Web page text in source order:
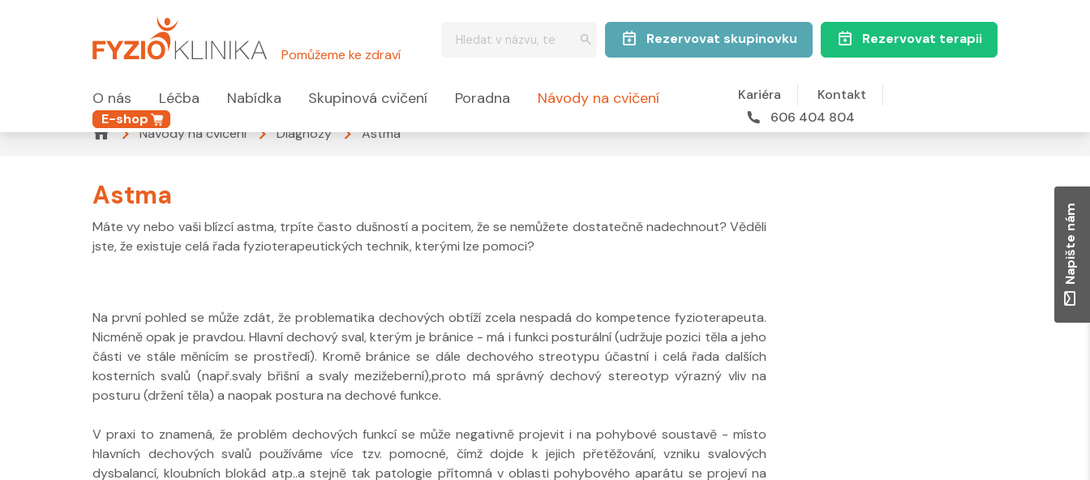
Pomůžeme ke zdraví
Rezervovat skupinovku Rezervovat terapii
O nás Léčba Nabídka Skupinová cvičení Poradna Návody na cvičení
E-shop
Kariéra
Kontakt
606 404 804
Návody na cvičení
Diagnózy Astma
Astma
Máte vy nebo vaši blízcí astma, trpíte často dušností a pocitem, že se nemůžete dostatečně nadechnout? Věděli
jste, že existuje celá řada fyzioterapeutických technik, kterými lze pomoci?
Na první pohled se může zdát, že problematika dechových obtíží zcela nespadá do kompetence fyzioterapeuta.
Nicméně opak je pravdou. Hlavní dechový sval, kterým je bránice - má i funkci posturální (udržuje pozici těla a jeho
části ve stále měnícím se prostředí). Kromě bránice se dále dechového streotypu účastní i celá řada dalších
kosterních svalů (např.svaly břišní a svaly mezižeberní),proto má správný dechový stereotyp výrazný vliv na
posturu (držení těla) a naopak postura na dechové funkce.
V praxi to znamená, že problém dechových funkcí se může negativně projevit i na pohybové soustavě - místo
hlavních dechových svalů používáme více tzv. pomocné, čímž dojde k jejich přetěžování, vzniku svalových
dysbalancí, kloubních blokád atp..a stejně tak patologie přítomná v oblasti pohybového aparátu se projeví na
Napište nám